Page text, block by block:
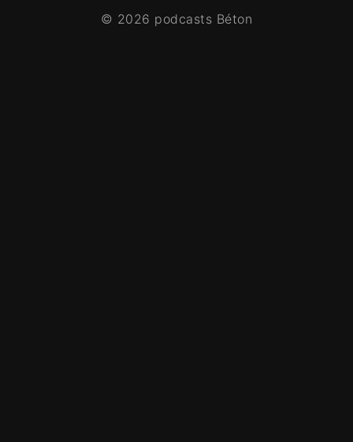
© 2026 podcasts Béton